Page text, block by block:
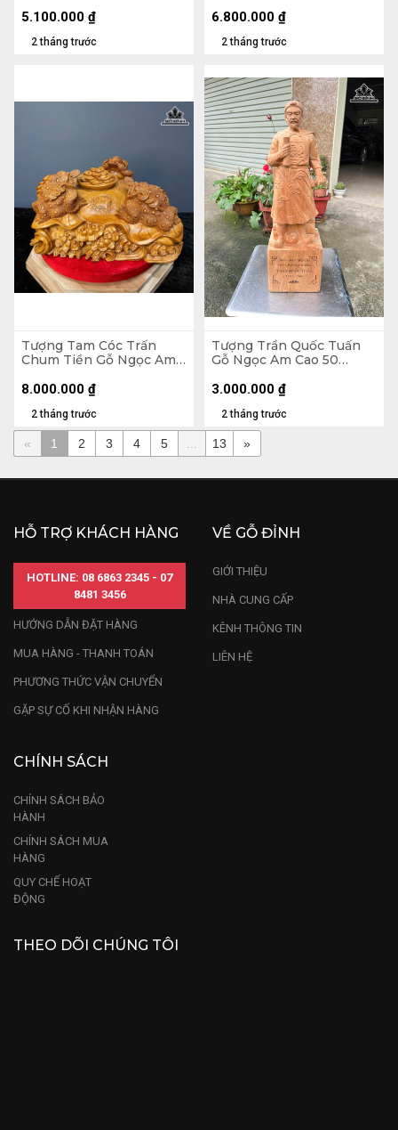
2 tháng trước
5.100.000 ₫
2 tháng trước
6.800.000 ₫
Tượng Tam Cóc Trấn
Chum Tiền Gỗ Ngọc Am
(cm)
2 tháng trước
8.000.000 ₫
Tượng Trần Quốc Tuấn
Gỗ Ngọc Am Cao 50
2 tháng trước
3.000.000 ₫
« 1 2 3 4 5 13 »
HỖ TRỢ KHÁCH HÀNG
HOTLINE: 08 6863 2345 - 07
8481 3456
HƯỚNG DẪN ĐẶT HÀNG
MUA HÀNG - THANH TOÁN
PHƯƠNG THỨC VẬN CHUYỂN
GẶP SỰ CỐ KHI NHẬN HÀNG
VỀ GỖ ĐỈNH
GIỚI THIỆU
NHÀ CUNG CẤP
KÊNH THÔNG TIN
LIÊN HỆ
CHÍNH SÁCH
CHÍNH SÁCH BẢO
HÀNH
CHÍNH SÁCH MUA
HÀNG
QUY CHẾ HOẠT
ĐỘNG
THEO DÕI CHÚNG TÔI